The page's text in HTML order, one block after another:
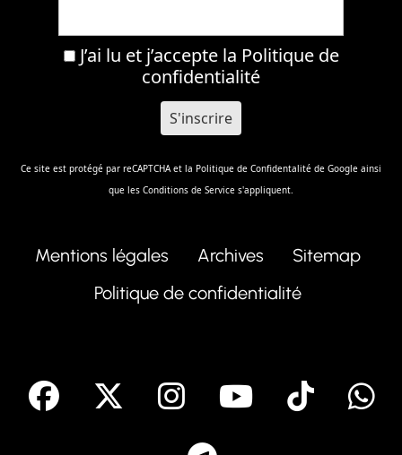
J’ai lu et j’accepte la Politique de
confidentialité
Ce site est protégé par reCAPTCHA et la Politique de Confidentalité de Google ainsi
que les Conditions de Service s'appliquent.
Mentions légales Archives
Sitemap
Politique de confidentialité
facebook Instagram
Youtube
Tik